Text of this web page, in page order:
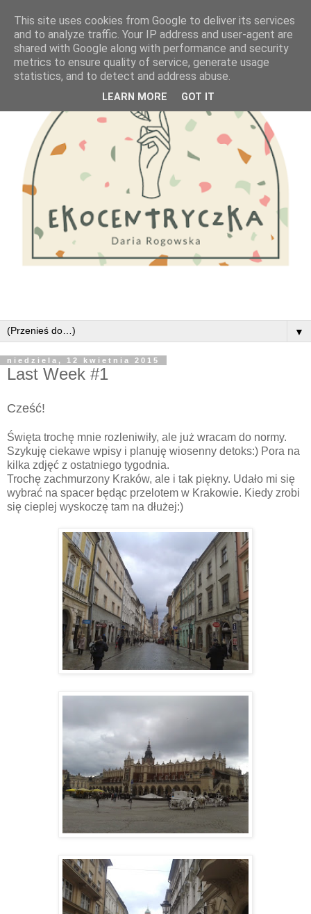
▼
niedziela, 12 kwietnia 2015
Last Week #1
Cześć!
Święta trochę mnie rozleniwiły, ale już wracam do normy.
Szykuję ciekawe wpisy i planuję wiosenny detoks:) Pora na
kilka zdjęć z ostatniego tygodnia.
Trochę zachmurzony Kraków, ale i tak piękny. Udało mi się
wybrać na spacer będąc przelotem w Krakowie. Kiedy zrobi
się cieplej wyskoczę tam na dłużej:)
This site uses cookies from Google to deliver its services
and to analyze traffic. Your IP address and user-agent are
shared with Google along with performance and security
metrics to ensure quality of service, generate usage
statistics, and to detect and address abuse.
LEARN MORE GOT IT